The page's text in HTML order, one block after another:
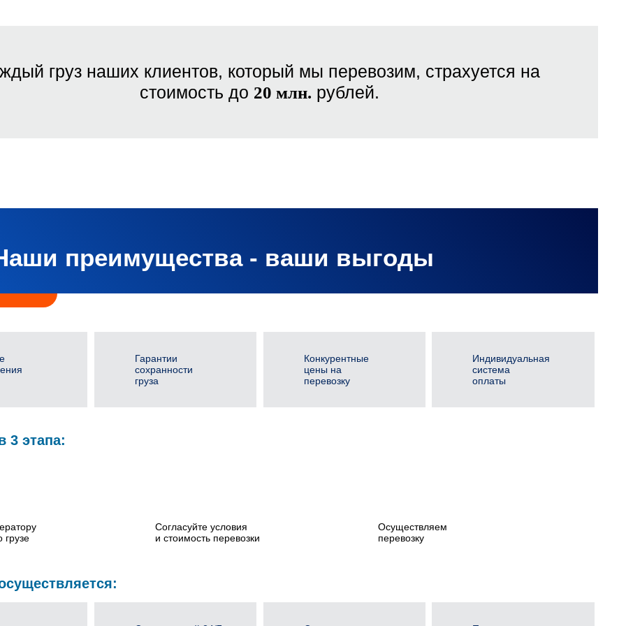
груз наших клиентов, который мы перевозим, страхуется на
стоимость до 20 млн. рублей.
преимущества - ваши выгоды
Гарантии
сохранности
груза
Конкурентные
цены на
перевозку
Индивидуальная
система
оплаты
3 этапа:
Согласуйте условия
и стоимость перевозки
Осуществляем
перевозку